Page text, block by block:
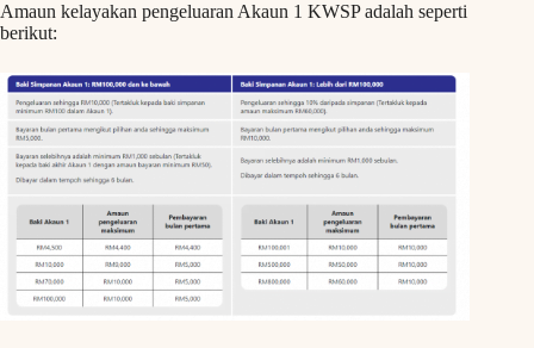
Amaun kelayakan pengeluaran Akaun 1 KWSP adalah seperti
berikut: